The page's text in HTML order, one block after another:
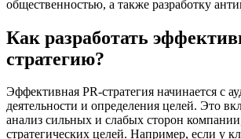
общественностью, а также разработку
Как разработать
стратегию?
Эффективная PR-стратегия начинается с
деятельности и определения целей. Это
анализ сильных и слабых сторон
стратегических целей. Например, если у